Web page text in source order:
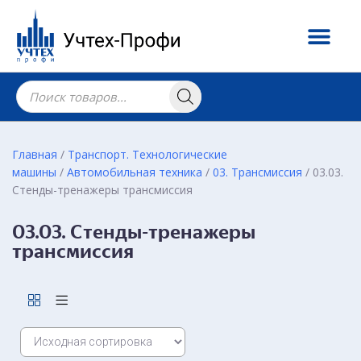
Главная / Транспорт. Технологические
машины / Автомобильная техника / 03. Трансмиссия / 03.03.
Стенды-тренажеры трансмиссия
03.03. Стенды-тренажеры
трансмиссия